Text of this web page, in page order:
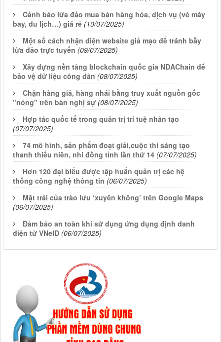
Cảnh báo lừa đảo mua bán hàng hóa, dịch vụ (vé máy
bay, du lịch…) giá rẻ (10/07/2025)
Một số cách nhận diện website giả mạo để tránh bẫy
lừa đảo trực tuyến (09/07/2025)
Xây dựng nền tảng blockchain quốc gia NDAChain để
bảo vệ dữ liệu công dân (08/07/2025)
Chặn hàng giả, hàng nhái bằng truy xuất nguồn gốc
"nóng" trên bàn nghị sự (08/07/2025)
Hợp tác quốc tế trong quản trị trí tuệ nhân tạo
(07/07/2025)
74 mô hình, sản phẩm đoạt giải,cuộc thi sáng tạo
thanh thiếu niên, nhi đồng tỉnh lần thứ 14 (07/07/2025)
Hơn 120 đại biểu được tập huấn quản trị các hệ
thống công nghệ thông tin (06/07/2025)
Mặt trái của trào lưu ‘xuyên không’ trên Google Maps
(06/07/2025)
Đảm bảo an toàn khi sử dụng ứng dụng định danh
điện tử VNeID (06/07/2025)